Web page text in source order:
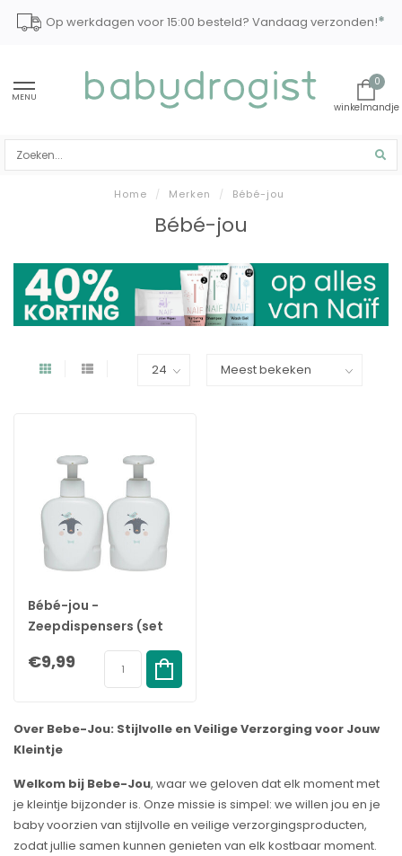
Op werkdagen voor 15:00 besteld? Vandaag verzonden!*
MENU
0
Home / Merken / Bébé-jou
Bébé-jou
Bébé-jou -
Zeepdispensers (set
van 2) - Lou Lou Design
- 0+ maanden -
Badverzorging
€9,99
Over Bebe-Jou: Stijlvolle en Veilige Verzorging voor Jouw
Kleintje
Welkom bij Bebe-Jou, waar we geloven dat elk moment met
je kleintje bijzonder is. Onze missie is simpel: we willen jou en je
baby voorzien van stijlvolle en veilige verzorgingsproducten,
zodat jullie samen kunnen genieten van elk kostbaar moment.